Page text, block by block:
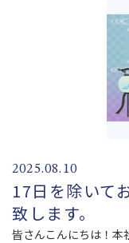
2025.08.10
17日を除いて
致します。
皆さんこんにちは！本